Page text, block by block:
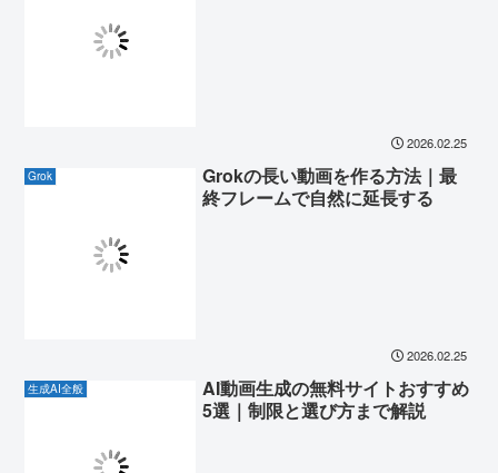
2026.02.25
Grok
Grokの長い動画を作る方法｜最
終フレームで自然に延長する
2026.02.25
生成AI全般
AI動画生成の無料サイトおすすめ
5選｜制限と選び方まで解説